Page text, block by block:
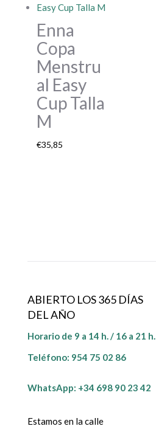
Enna
Copa
Menstru
al Easy
Cup Talla
M
€35,85
ABIERTO LOS 365 DÍAS
DEL AÑO
Horario de 9 a 14 h. / 16 a 21 h.
Teléfono: 954 75 02 86
WhatsApp: +34 698 90 23 42
Estamos en la calle